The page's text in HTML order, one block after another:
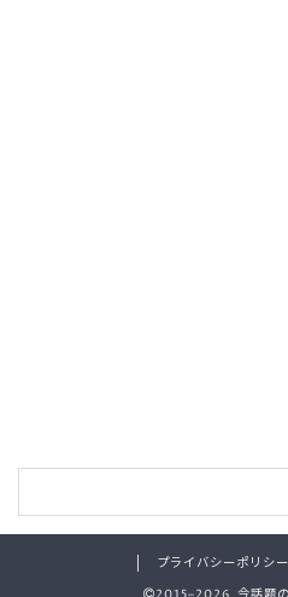
プライバシーポリシー